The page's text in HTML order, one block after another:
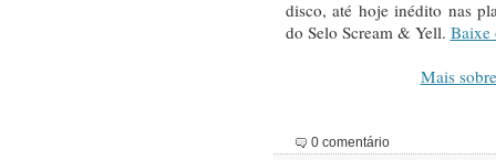
disco, até hoje inédito nas
do Selo Scream & Yell. Baixe
Mais
0 comentário